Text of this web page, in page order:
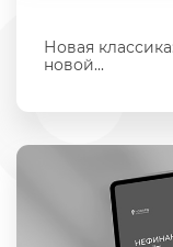
Новая
новой...